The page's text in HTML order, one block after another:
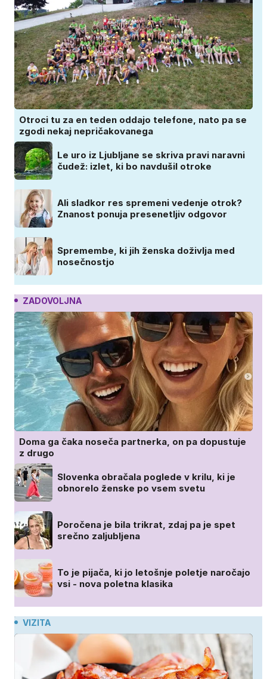
Otroci tu za en teden oddajo telefone, nato pa se
zgodi nekaj nepričakovanega
Le uro iz Ljubljane se skriva pravi naravni
čudež: izlet, ki bo navdušil otroke
Ali sladkor res spremeni vedenje otrok?
Znanost ponuja presenetljiv odgovor
Spremembe, ki jih ženska doživlja med
nosečnostjo
ZADOVOLJNA
Doma ga čaka noseča partnerka, on pa dopustuje
z drugo
Slovenka obračala poglede v krilu, ki je
obnorelo ženske po vsem svetu
Poročena je bila trikrat, zdaj pa je spet
srečno zaljubljena
To je pijača, ki jo letošnje poletje naročajo
vsi - nova poletna klasika
VIZITA